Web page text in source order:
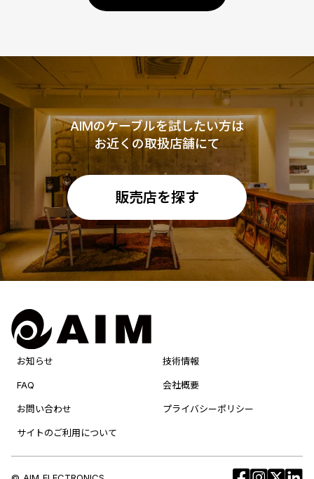
AIMのケーブルを試したい方は
お近くの取扱店舗にて
販売店を探す
お知らせ 技術情報
FAQ 会社概要
お問い合わせ プライバシーポリシー
サイトのご利用について